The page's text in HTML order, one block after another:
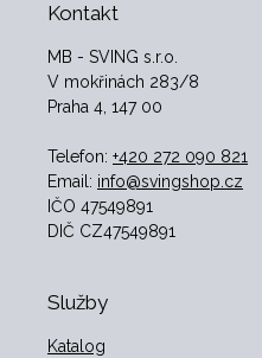
Kontakt
MB - SVING s.r.o.
V mokřinách 283/8
Praha 4, 147 00
Telefon: +420 272 090 821
Email: info@svingshop.cz
IČO 47549891
DIČ CZ47549891
Služby
Katalog